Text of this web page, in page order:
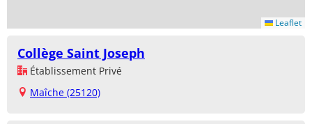
Leaflet
Collège Saint Joseph
Établissement Privé
Maîche (25120)